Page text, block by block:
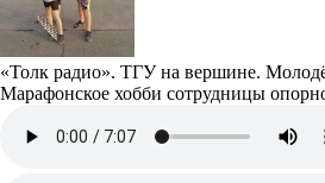
«Толк радио». ТГУ на вершине.
Марафонское хобби сотрудницы